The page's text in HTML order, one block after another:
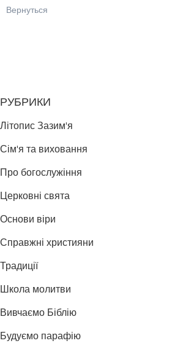
Вернуться
РУБРИКИ
Літопис Зазим'я
Сім'я та виховання
Про богослужіння
Церковні свята
Основи віри
Справжні християни
Традиції
Школа молитви
Вивчаємо Біблію
Будуємо парафію